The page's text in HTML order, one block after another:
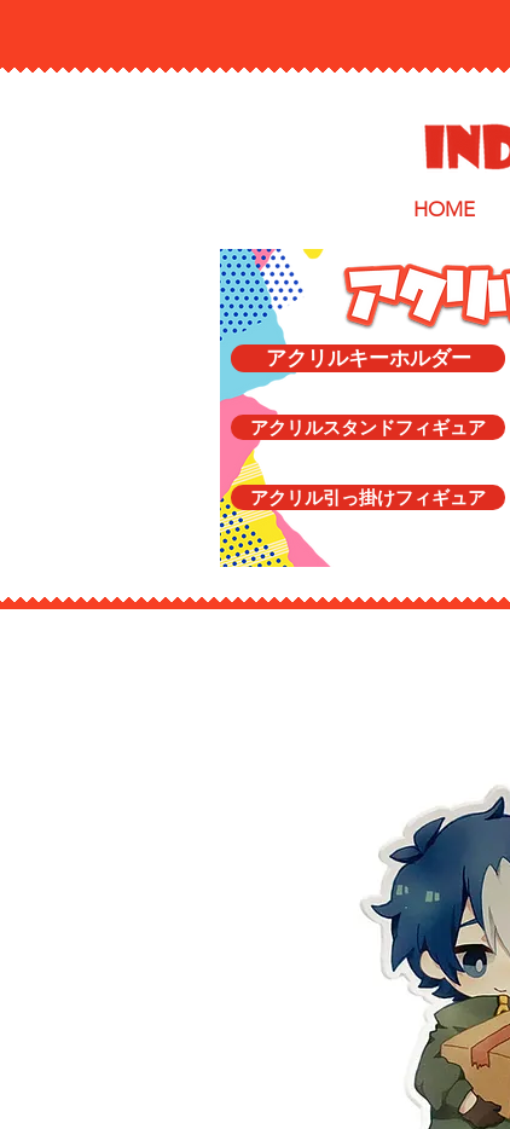
HOME
アクリルキーホルダー
アクリルスタンドフィギュア
アクリル引っ掛けフィギュア